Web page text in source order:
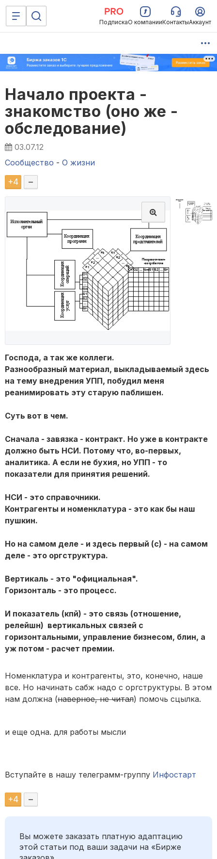
ПодпискаО компанииКонтактыАккаунт
Начало проекта -
знакомство (оно же -
обследование)
03.07.12
Сообщество - О жизни
+4 –
Господа, а так же коллеги.
Разнообразный материал, выкладываемый здесь
на тему внедрения УПП, побудил меня
реанимировать эту старую паблишен.
Суть вот в чем.
Сначала - завязка - контракт. Но уже в контракте
должно быть НСИ. Потому что, во-первых,
аналитика. А если не бухия, но УПП - то
показатели для принятия решений.
НСИ - это справочники.
Контрагенты и номенклатура - это как бы наш
пушкин.
Но на самом деле - и здесь первый (c) - на самом
деле - это оргструктура.
Вертикаль - это "официальная".
Горизонталь - это процесс.
И показатель (кпй) - это связь (отношение,
релейшн) вертикальных связей с
горизонтальными, управление бизнесом, блин, а
уж потом - расчет премии.
Номенклатура и контрагенты, это, конечно, наше
все. Но начинать сабж надо с оргструктуры. В этом
нам должна (наверное, не читал) помочь сцылка.
и еще одна. для работы мысли
Вступайте в нашу телеграмм-группу Инфостарт
+4 –
Вы можете заказать платную адаптацию
этой статьи под ваши задачи на «Бирже